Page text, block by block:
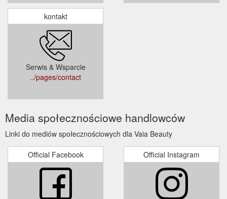
kontakt
Serwis & Wsparcie
../pages/contact
Media społecznościowe handlowców
Linki do mediów społecznościowych dla Vaia Beauty
Official Facebook Official Instagram